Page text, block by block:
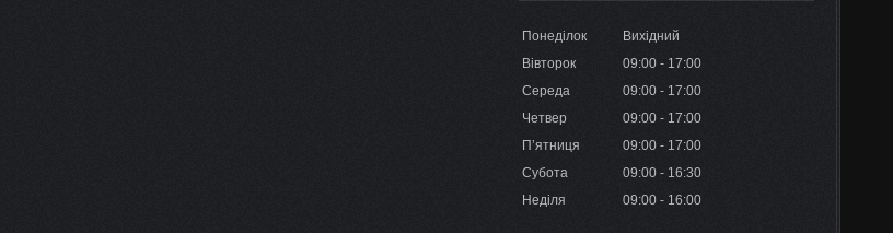
Понеділок
Вихідний
Вівторок
09:00
17:00
Середа
09:00
17:00
Четвер
09:00
17:00
Пʼятниця
09:00
17:00
Субота
09:00
16:30
Неділя
09:00 16:00